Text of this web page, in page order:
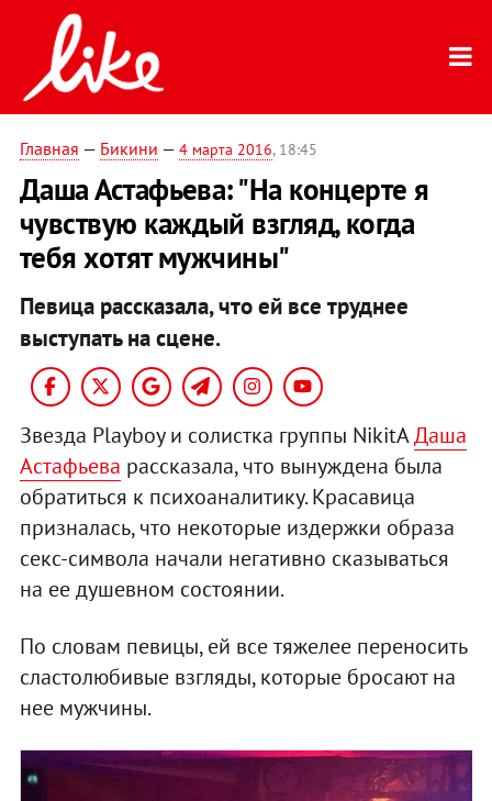
Главная — Бикини — 4 марта 2016, 18:45
Даша Астафьева: "На концерте я
чувствую каждый взгляд, когда
тебя хотят мужчины"
Певица рассказала, что ей все труднее
выступать на сцене.
Звезда Playboy и солистка группы NikitAДаша
Астафьева рассказала, что вынуждена была
обратиться к психоаналитику. Красавица
призналась, что некоторые издержки образа
секс-символа начали негативно сказываться
на ее душевном состоянии.
По словам певицы, ей все тяжелее переносить
сластолюбивые взгляды, которые бросают на
нее мужчины.